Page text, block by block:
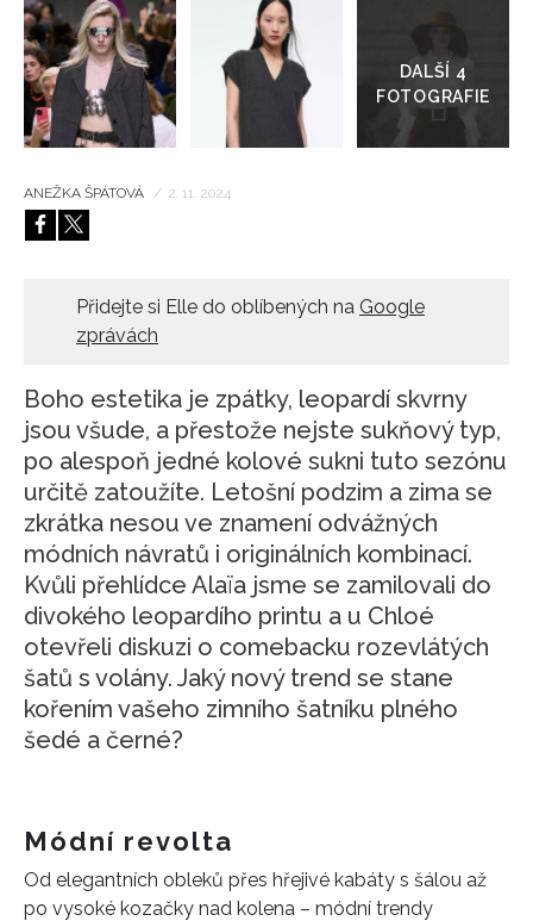
HOME
galerie
ANEŽKA ŠPÁTOVÁ / 2. 11. 2024
Přidejte si Elle do oblíbených na Google
zprávách
Boho estetika je zpátky, leopardí skvrny
jsou všude, a přestože nejste sukňový typ,
po alespoň jedné kolové sukni tuto sezónu
určitě zatoužíte. Letošní podzim a zima se
zkrátka nesou ve znamení odvážných
módních návratů i originálních kombinací.
Kvůli přehlídce Alaïa jsme se zamilovali do
divokého leopardího printu a u Chloé
otevřeli diskuzi o comebacku rozevlátých
šatů s volány. Jaký nový trend se stane
kořením vašeho zimního šatníku plného
šedé a černé?
Módní revolta
Od elegantních obleků přes hřejivé kabáty s šálou až
po vysoké kozačky nad kolena – módní trendy